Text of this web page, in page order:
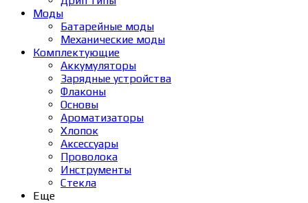
Моды
Батарейные моды
Механические моды
Комплектующие
Аккумуляторы
Зарядные устройства
Флаконы
Основы
Ароматизаторы
Хлопок
Аксессуары
Проволока
Инструменты
Стекла
Еще